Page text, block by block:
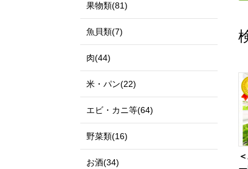
果物類(81)
魚貝類(7)
肉(44)
米・パン(22)
エビ・カニ等(64)
野菜類(16)
お酒(34)